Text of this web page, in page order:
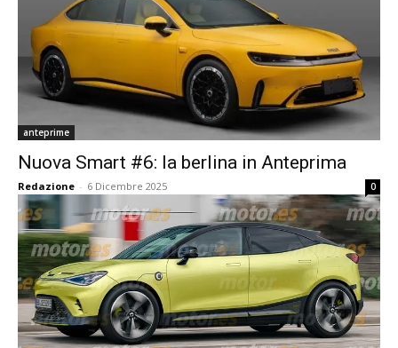
anteprime
Nuova Smart #6: la berlina in Anteprima
Redazione - 6 Dicembre 2025 0